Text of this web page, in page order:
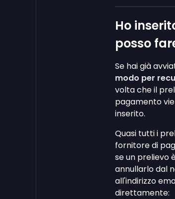
Ho
posso
Se hai già
modo per
volta che il
pagamento
inserito.
Quasi tutti i
fornitore di
se un prelievo
annullarlo dal
all'indirizzo
direttamente: